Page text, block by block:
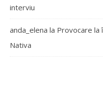
interviu
anda_elena la Provocare la
Nativa